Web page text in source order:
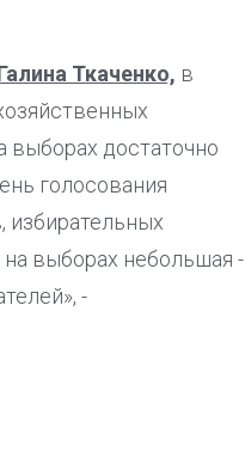
Ткаченко, в
выборах достаточно
голосования
избирательных
выборах небольшая -
-